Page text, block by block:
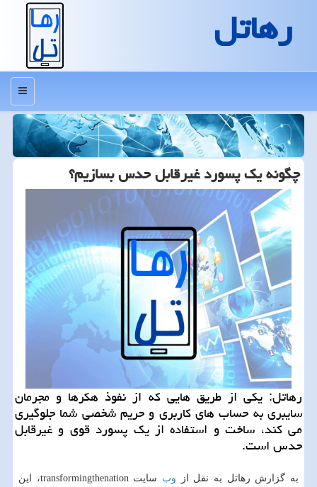
رهاتل
منو
چگونه یك پسورد غیرقابل حدس بسازیم؟
رهاتل: یكی از طریق هایی كه از نفوذ هكرها و مجرمان
سایبری به حساب های كاربری و حریم شخصی شما جلوگیری
می كند، ساخت و استفاده از یك پسورد قوی و غیرقابل
حدس است.
به گزارش رهاتل به نقل از وب
سایت transformingthenation، این